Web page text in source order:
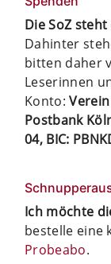
Die SoZ
Dahinter
bitten daher
Leserinnen
Konto:
Postbank
04, BIC:
Ich möchte
bestelle eine
Probeabo.